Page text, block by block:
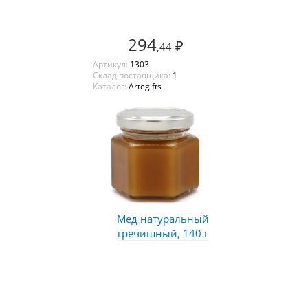
294,44 ₽
Артикул: 1303
Склад поставщика: 1
Каталог: Artegifts
Мед натуральный
гречишный, 140 г